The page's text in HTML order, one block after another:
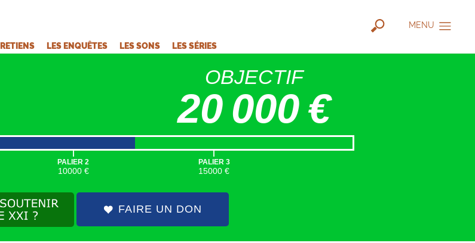
MENU
LES ENQUÊTES LES SONS LES SÉRIES
OBJECTIF
20 000 €
|
PALIER 2
10000 €
|
PALIER 3
15000 €
FAIRE UN DON